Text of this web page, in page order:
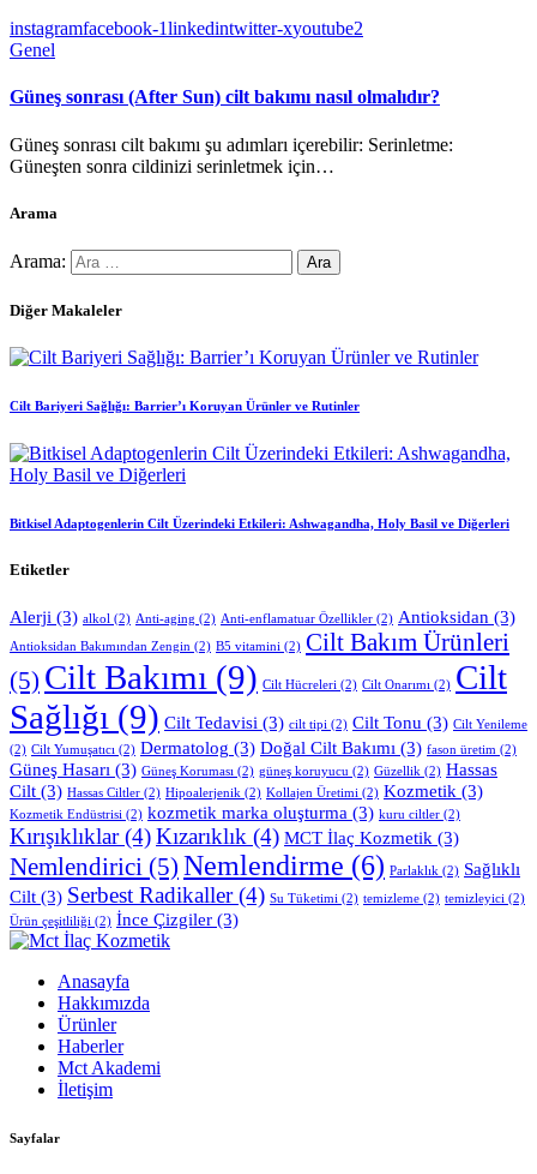
instagramfacebook-1linkedintwitter-xyoutube2
Genel
Güneş sonrası (After Sun) cilt bakımı nasıl olmalıdır?
Güneş sonrası cilt bakımı şu adımları içerebilir: Serinletme:
Güneşten sonra cildinizi serinletmek için…
Arama
Arama:
Diğer Makaleler
Cilt Bariyeri Sağlığı: Barrier’ı Koruyan Ürünler ve Rutinler
Bitkisel Adaptogenlerin Cilt Üzerindeki Etkileri: Ashwagandha, Holy Basil ve Diğerleri
Etiketler
Alerji (3) alkol (2) Anti-aging (2) Anti-enflamatuar Özellikler (2) Antioksidan (3)
Antioksidan Bakımından Zengin (2) B5 vitamini (2) Cilt Bakım Ürünleri
(5) Cilt Bakımı (9) Cilt Hücreleri (2) Cilt Onarımı (2) Cilt
Sağlığı (9) Cilt Tedavisi (3) cilt tipi (2) Cilt Tonu (3) Cilt Yenileme
(2) Cilt Yumuşatıcı (2) Dermatolog (3) Doğal Cilt Bakımı (3) fason üretim (2)
Güneş Hasarı (3) Güneş Koruması (2) güneş koruyucu (2) Güzellik (2) Hassas
Cilt (3) Hassas Ciltler (2) Hipoalerjenik (2) Kollajen Üretimi (2) Kozmetik (3)
Kozmetik Endüstrisi (2) kozmetik marka oluşturma (3) kuru ciltler (2)
Kırışıklıklar(4)Kızarıklık (4) MCT İlaç Kozmetik (3)
Nemlendirici (5) Nemlendirme (6) Parlaklık (2) Sağlıklı
Cilt (3) Serbest Radikaller(4) Su Tüketimi (2) temizleme (2) temizleyici (2)
Ürün çeşitliliği (2) İnce Çizgiler (3)
Anasayfa
Hakkımızda
Ürünler
Haberler
Mct Akademi
İletişim
Sayfalar